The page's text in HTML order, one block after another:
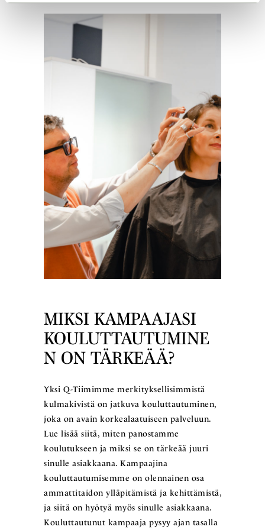
MIKSI KAMPAAJASI
KOULUTTAUTUMINE
N ON TÄRKEÄÄ?
Yksi Q-Tiimimme merkityksellisimmistä
kulmakivistä on jatkuva kouluttautuminen,
joka on avain korkealaatuiseen palveluun.
Lue lisää siitä, miten panostamme
koulutukseen ja miksi se on tärkeää juuri
sinulle asiakkaana. Kampaajina
kouluttautumisemme on olennainen osa
ammattitaidon ylläpitämistä ja kehittämistä,
ja siitä on hyötyä myös sinulle asiakkaana.
Kouluttautunut kampaaja pysyy ajan tasalla